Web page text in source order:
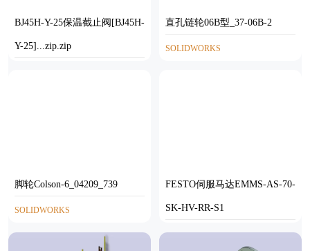
BJ45H-Y-25保温截止阀[BJ45H-
Y-25]...zip.zip
直孔链轮06B型_37-06B-2
SOLIDWORKS
脚轮Colson-6_04209_739
SOLIDWORKS
FESTO伺服马达EMMS-AS-70-
SK-HV-RR-S1
STP